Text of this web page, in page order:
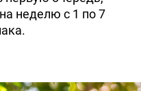
неделю с 1 по 7